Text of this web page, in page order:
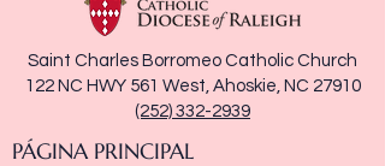
Saint Charles Borromeo Catholic Church
122 NC HWY 561 West, Ahoskie, NC 27910
(252) 332-2939
PÁGINA PRINCIPAL